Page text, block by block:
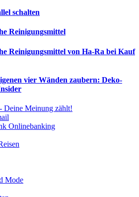
schalten
Reinigungsmittel
Reinigungsmittel von Ha-Ra bei Kauf
vier Wänden zaubern: Deko-
Deine Meinung zählt!
Onlinebanking
Mode